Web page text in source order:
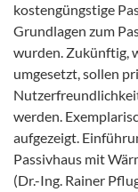
kostengüngstige
Grundlagen zum
wurden. Zukünftig,
umgesetzt, sollen
werden.
aufgezeigt.
Passivhaus mit
(Dr.-Ing. Rainer